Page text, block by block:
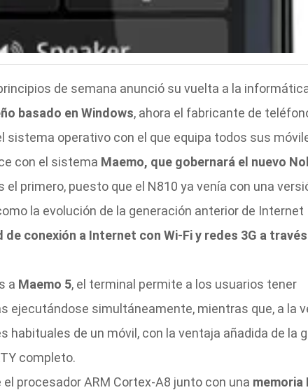
de semana anunció su vuelta a la
basado en Windows, ahora el fabricante de
sistema operativo con el que equipa todos sus
con el sistema Maemo, que gobernará el nuevo
el primero, puesto que el N810 ya venía con una
la evolución de la generación anterior de Internet
de conexión a Internet con Wi-Fi y redes 3G a
a Maemo 5, el terminal permite a los usuarios tener
ejecutándose simultáneamente, mientras que, a la
habituales de un móvil, con la ventaja añadida de la
completo.
procesador ARM Cortex-A8 junto con una memoria